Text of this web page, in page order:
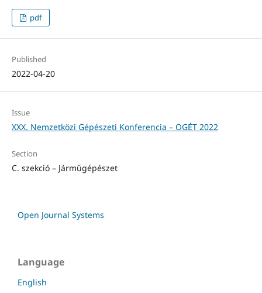
pdf
Published
2022-04-20
Issue
XXX. Nemzetközi Gépészeti Konferencia – OGÉT 2022
Section
C. szekció – Járműgépészet
Open Journal Systems
Language
English